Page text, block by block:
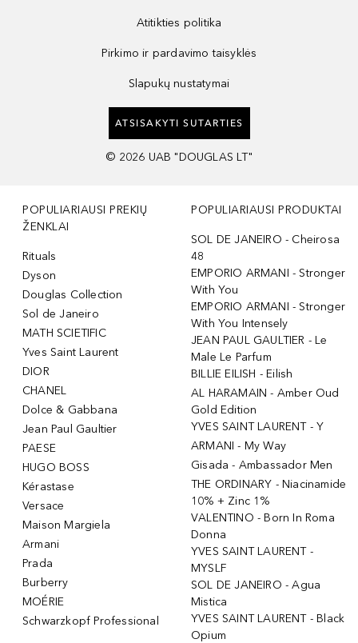
Atitikties politika
Pirkimo ir pardavimo taisyklės
Slapukų nustatymai
ATSISAKYTI SUTARTIES
© 2026 UAB "DOUGLAS LT"
POPULIARIAUSI PREKIŲ
ŽENKLAI
Rituals
Dyson
Douglas Collection
Sol de Janeiro
MATH SCIETIFIC
Yves Saint Laurent
DIOR
CHANEL
Dolce & Gabbana
Jean Paul Gaultier
PAESE
HUGO BOSS
Kérastase
Versace
Maison Margiela
Armani
Prada
Burberry
MOÉRIE
Schwarzkopf Professional
POPULIARIAUSI PRODUKTAI
SOL DE JANEIRO - Cheirosa
48
EMPORIO ARMANI - Stronger
With You
EMPORIO ARMANI - Stronger
With You Intensely
JEAN PAUL GAULTIER - Le
Male Le Parfum
BILLIE EILISH - Eilish
AL HARAMAIN - Amber Oud
Gold Edition
YVES SAINT LAURENT - Y
ARMANI - My Way
Gisada - Ambassador Men
THE ORDINARY - Niacinamide
10% + Zinc 1%
VALENTINO - Born In Roma
Donna
YVES SAINT LAURENT -
MYSLF
SOL DE JANEIRO - Agua
Mistica
YVES SAINT LAURENT - Black
Opium